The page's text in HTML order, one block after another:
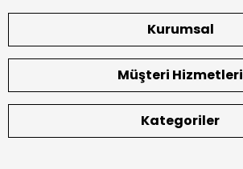
Kurumsal
Müşteri Hizmetleri
Kategoriler